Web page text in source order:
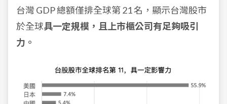
台灣 GDP 總額僅排全球第 21 名，顯示台灣股市
於全球具一定規模，且上市櫃公司有足夠吸引
力。